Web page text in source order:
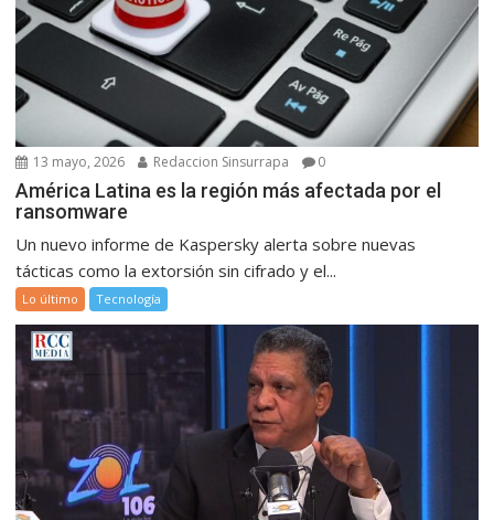
13 mayo, 2026 Redaccion Sinsurrapa 0
América Latina es la región más afectada por el
ransomware
Un nuevo informe de Kaspersky alerta sobre nuevas
tácticas como la extorsión sin cifrado y el...
Lo último Tecnología